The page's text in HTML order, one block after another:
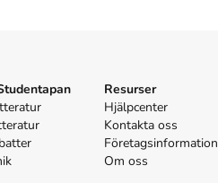
Resurser
Hjälpcenter
Kontakta oss
Företagsinformation
Om oss